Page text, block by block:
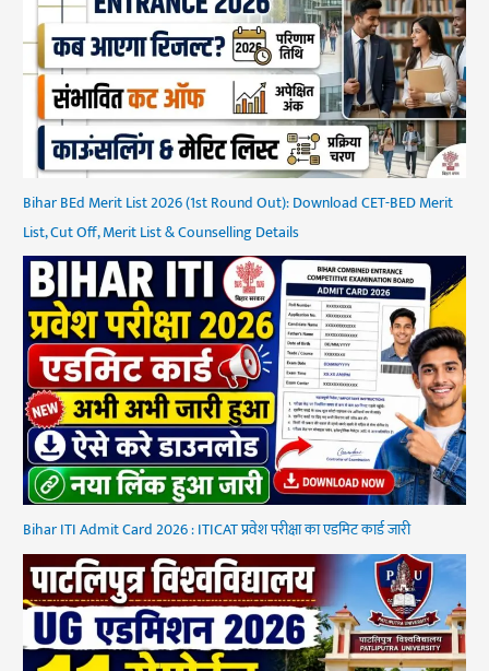
Bihar BEd Merit List 2026 (1st Round Out): Download CET-BED Merit
List, Cut Off, Merit List & Counselling Details
Bihar ITI Admit Card 2026 : ITICAT प्रवेश परीक्षा का एडमिट कार्ड जारी